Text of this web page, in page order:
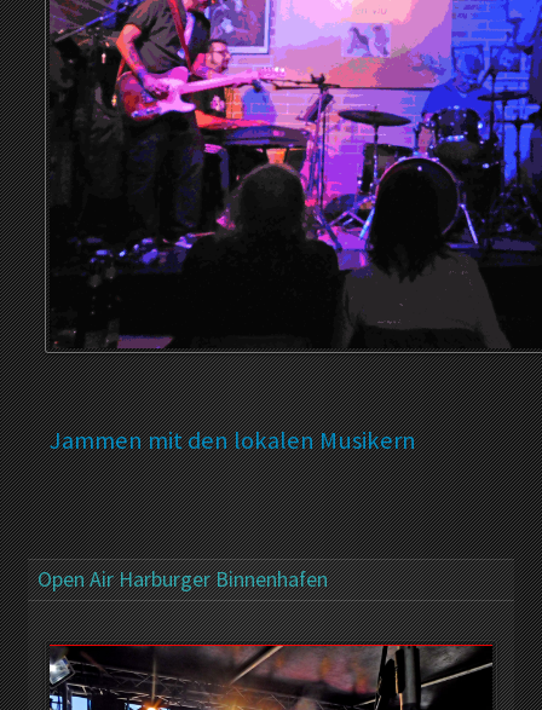
Jammen mit den lokalen Musikern
Open Air Harburger Binnenhafen